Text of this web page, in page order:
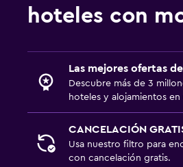
hoteles con
Las mejores ofertas
Descubre más de 3
hoteles y alojamientos en
CANCELACIÓN
Usa nuestro filtro para
con cancelación gratis.